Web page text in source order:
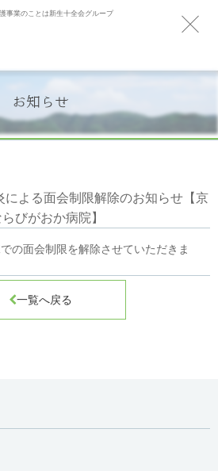
事業のことは新生十全会グループ
お知らせ
よる面会制限解除のお知らせ【京
びがおか病院】
の面会制限を解除させていただきま
一覧へ戻る